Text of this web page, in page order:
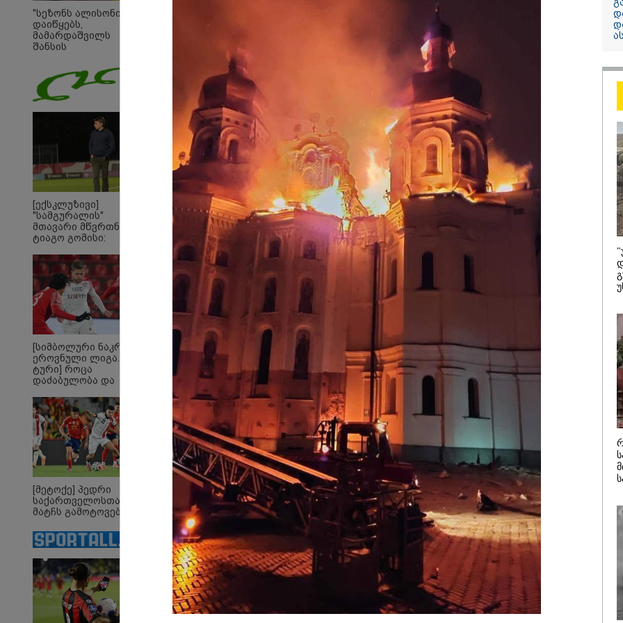
უძველესი სენი
ეპიდემია: აშშ-
ნაწლავურ
ებრძვიან - რა
ვიცოდეთ და
23:40 / 07-08-2026
იტალიამ ყველა ქალაქში
განგაშის წითელი დონე
გამოაცხადა
22:45 / 07-08-
14 წლის
საკუთარი
მოკლა,
სკოლაში
მომხდარი
13:24 / 07-08-2026
ევროპაში საწვავის
ფასები მკვეთრად
შეიცვალა - რომელ
ქვეყნებშია ბენზინი
ყველაზე ძვირი და
ყველაზე იაფი
09:52 / 07-08-
"რაკეტები
ტრამპი
Patriot-ის
გაგზავნაზე
კატეგორიის ყველა სიახლე
„ვერც ერთი განსხვავდება თუ არა მსოფლიო
"სეზონს ალისონი
დაიწყებს,
მამარდაშვილს
შანსის
მოთმინება სჭირდება,
რომელსაც 100%-ით
მიიღებს" - განაცხადა
"ლივერპულის"
ყოფილმა მეკარემ
[ექსკლუზივი]
"სამგურალის"
მთავარი მწვრთნელი
ტიაგო გომისი:
ტალანტების
ქვეყანაა"!
[სიმბოლური ნაკრები.
ეროვნული ლიგა. XXX
ტური] როცა
დაძაბულობა და
არიან...
[მეტოქე] პედრი
საქართველოსთან
მატჩს გამოტოვებს